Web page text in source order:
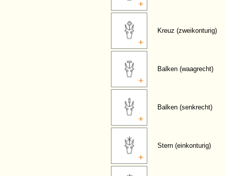
Kreuz (zweikonturig)
Balken (waagrecht)
Balken (senkrecht)
Stern (einkonturig)